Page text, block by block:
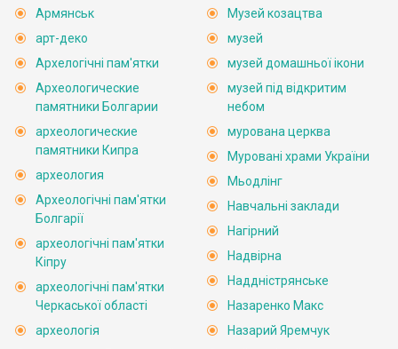
Армянськ
арт-деко
Архелогічні пам'ятки
Археологические
памятники Болгарии
археологические
памятники Кипра
археология
Археологічні пам'ятки
Болгарії
археологічні пам'ятки
Кіпру
археологічні пам'ятки
Черкаської області
археологія
Музей козацтва
музей
музей домашньої ікони
музей під відкритим
небом
мурована церква
Муровані храми України
Мьодлінг
Навчальні заклади
Нагірний
Надвірна
Наддністрянське
Назаренко Макс
Назарий Яремчук